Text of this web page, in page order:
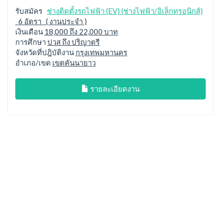
รับสมัคร ช่างติดตั้งรถไฟฟ้า (EV) (ช่างไฟฟ้า/อิเล็กทรอนิกส์)
6 อัตรา ( งานประจำ )
เงินเดือน 18,000 ถึง 22,000 บาท
การศึกษา ปวส ถึง ปริญาตรี
จังหวัดที่ปฎิบัติงาน กรุงเทพมหานคร
อำเภอ/เขต เขตคันนายาว
รายละเอียดงาน